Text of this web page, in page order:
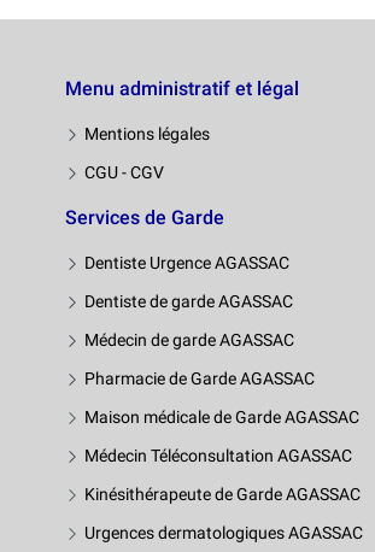
Menu administratif et légal
Mentions légales
CGU - CGV
Services de Garde
Dentiste Urgence AGASSAC
Dentiste de garde AGASSAC
Médecin de garde AGASSAC
Pharmacie de Garde AGASSAC
Maison médicale de Garde AGASSAC
Médecin Téléconsultation AGASSAC
Kinésithérapeute de Garde AGASSAC
Urgences dermatologiques AGASSAC